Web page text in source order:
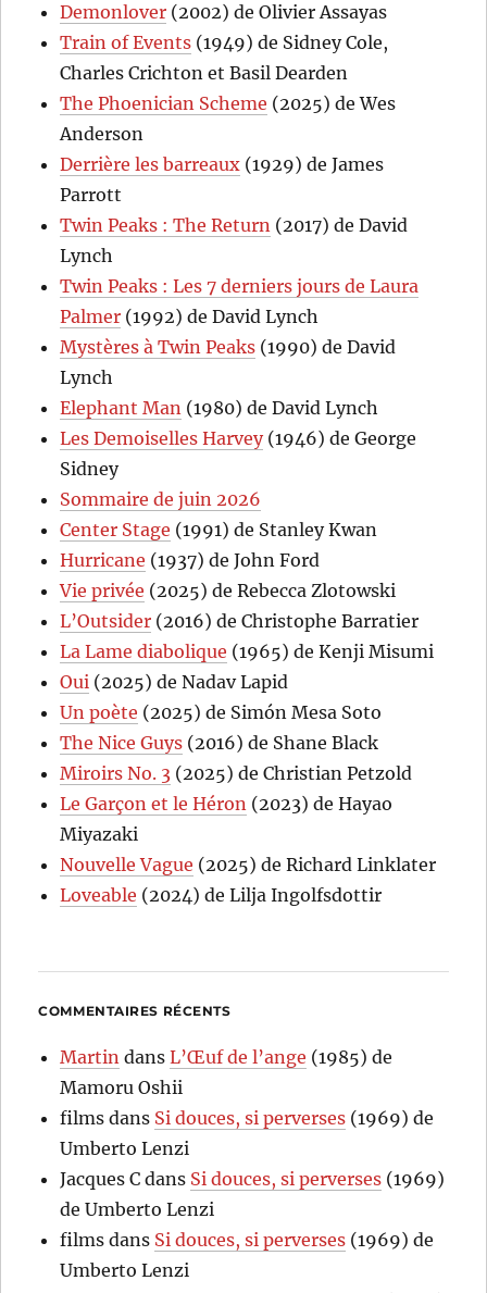
Demonlover (2002) de Olivier Assayas
Train of Events (1949) de Sidney Cole,
Charles Crichton et Basil Dearden
The Phoenician Scheme (2025) de Wes
Anderson
Derrière les barreaux (1929) de James
Parrott
Twin Peaks : The Return (2017) de David
Lynch
Twin Peaks : Les 7 derniers jours de Laura
Palmer (1992) de David Lynch
Mystères à Twin Peaks (1990) de David
Lynch
Elephant Man (1980) de David Lynch
Les Demoiselles Harvey(1946) de George
Sidney
Sommaire de juin 2026
Center Stage (1991) de Stanley Kwan
Hurricane (1937) de John Ford
Vie privée (2025) de Rebecca Zlotowski
L’Outsider (2016) de Christophe Barratier
La Lame diabolique (1965) de Kenji Misumi
Oui (2025) de Nadav Lapid
Un poète (2025) de Simón Mesa Soto
The Nice Guys (2016) de Shane Black
Miroirs No. 3 (2025) de Christian Petzold
Le Garçon et le Héron (2023) de Hayao
Miyazaki
Nouvelle Vague (2025) de Richard Linklater
Loveable (2024) de Lilja Ingolfsdottir
COMMENTAIRES RÉCENTS
Martin dansL’Œuf de l’ange (1985) de
Mamoru Oshii
films dans Si douces, si perverses (1969) de
Umberto Lenzi
Jacques C dans Si douces, si perverses (1969)
de Umberto Lenzi
films dans Si douces, si perverses (1969) de
Umberto Lenzi